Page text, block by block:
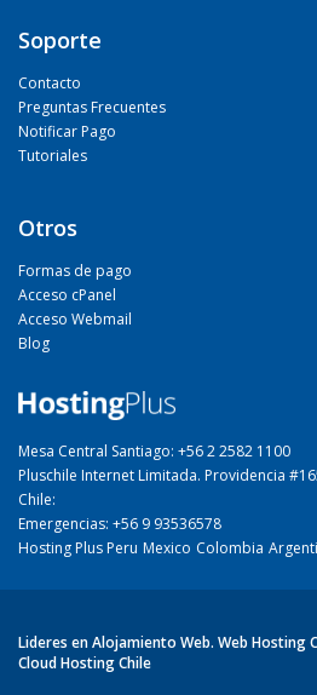
Soporte
Contacto
Preguntas Frecuentes
Notificar Pago
Tutoriales
Otros
Formas de pago
Acceso cPanel
Acceso Webmail
Blog
Mesa Central Santiago: +56 2 2582 1100
Pluschile Internet Limitada. Providencia
Chile:
Emergencias: +56 9 93536578
Hosting Plus Peru Mexico Colombia
Lideres en Alojamiento Web. Web Hosting
Cloud Hosting Chile